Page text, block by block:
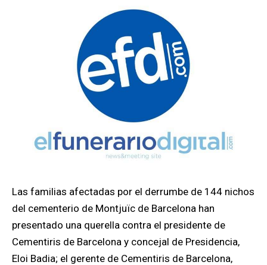
Las familias afectadas por el derrumbe de 144 nichos
del cementerio de Montjuïc de Barcelona han
presentado una querella contra el presidente de
Cementiris de Barcelona y concejal de Presidencia,
Eloi Badia; el gerente de Cementiris de Barcelona,